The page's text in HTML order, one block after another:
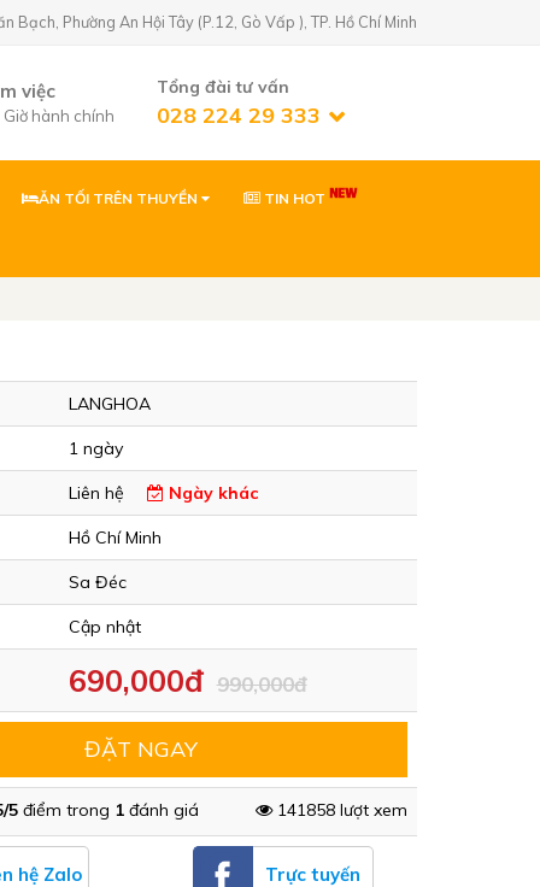
Bạch, Phường An Hội Tây (P.12, Gò Vấp ), TP. Hồ Chí Minh
việc
Giờ hành chính
Tổng đài tư vấn
028 224 29 333
Golf) 02822429333
Gia Lai
ĂN TỐI TRÊN THUYỀN TIN HOT
LANGHOA
1 ngày
Liên hệ Ngày khác
Hồ Chí Minh
Sa Đéc
Cập nhật
690,000đ 990,000đ
ĐẶT NGAY
5điểm trong 1đánh giá 141858 lượt xem
hệ Zalo Trực tuyến